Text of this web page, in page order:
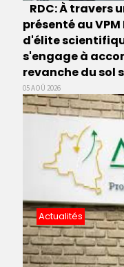
RDC: À travers
présenté au
d'élite
s'engage à
revanche du sol
05 AOÛ 2026
Actualités